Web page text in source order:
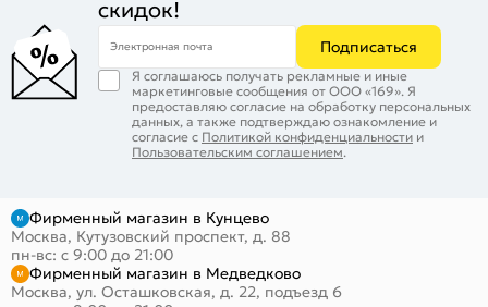
скидок!
Электронная почта Подписаться
Я соглашаюсь получать рекламные и иные
маркетинговые сообщения от ООО «169». Я
предоставляю согласие на обработку персональных
данных, а также подтверждаю ознакомление и
согласие с Политикой конфиденциальности и
Пользовательским соглашением.
Фирменный магазин в Кунцево
Москва, Кутузовский проспект, д. 88
пн-вс: с 9:00 до 21:00
Фирменный магазин в Медведково
Москва, ул. Осташковская, д. 22, подъезд 6